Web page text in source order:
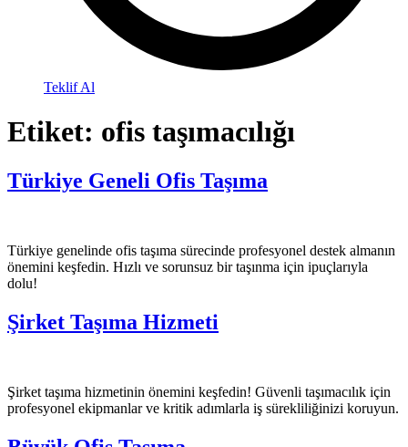
Teklif Al
Etiket: ofis taşımacılığı
Türkiye Geneli Ofis Taşıma
Türkiye genelinde ofis taşıma sürecinde profesyonel destek almanın
önemini keşfedin. Hızlı ve sorunsuz bir taşınma için ipuçlarıyla
dolu!
Şirket Taşıma Hizmeti
Şirket taşıma hizmetinin önemini keşfedin! Güvenli taşımacılık için
profesyonel ekipmanlar ve kritik adımlarla iş sürekliliğinizi koruyun.